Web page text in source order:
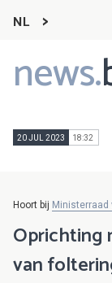
NL
news.
Main
navigation
20 JUL 2023 18:32
Hoort bij Ministerraad
Oprichting
van